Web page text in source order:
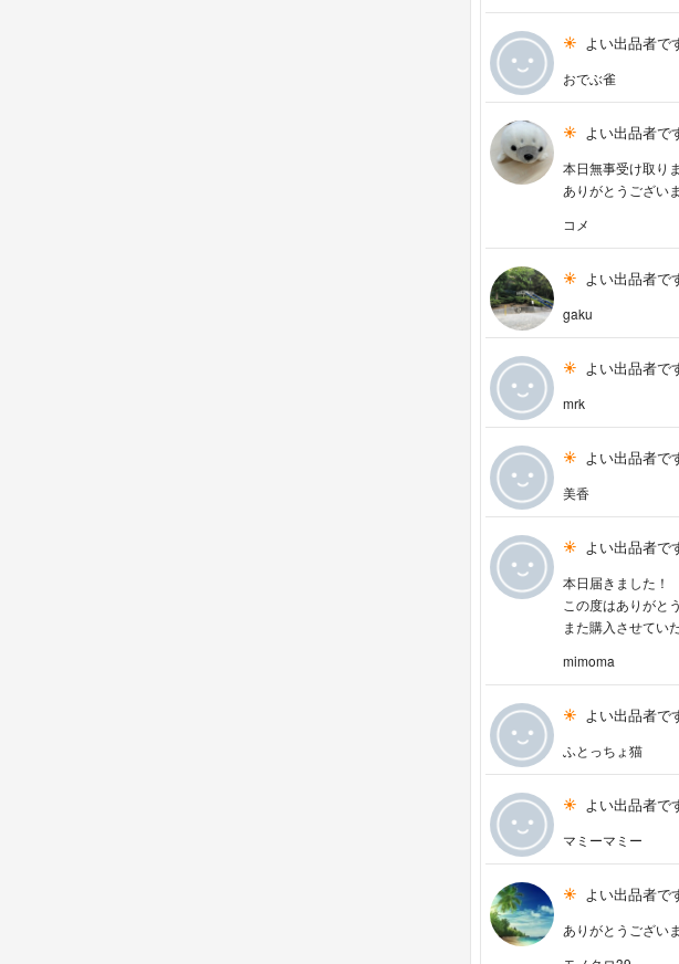
よい出品者で
おでぶ雀
よい出品者で
本日無事受け取りま
ありがとうござい
コメ
よい出品者で
gaku
よい出品者で
mrk
よい出品者で
美香
よい出品者で
本日届きました！
この度はありがと
また購入させてい
mimoma
よい出品者で
ふとっちょ猫
よい出品者で
マミーマミー
よい出品者で
ありがとうござい